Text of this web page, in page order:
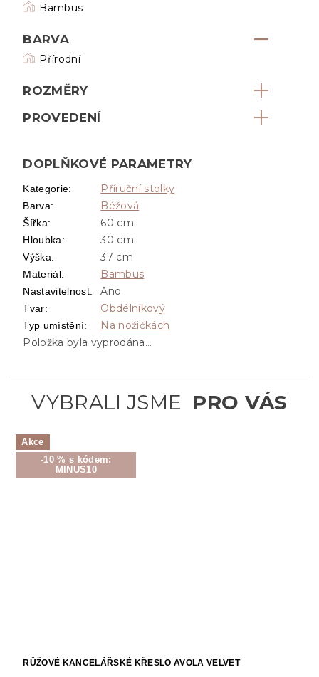
Akce
-10 % s kódem:
MINUS10
RŮŽOVÉ KANCELÁŘSKÉ KŘESLO AVOLA VELVET
Bambus
BARVA
Přírodní
ROZMĚRY
PROVEDENÍ
DOPLŇKOVÉ PARAMETRY
Kategorie: Příruční stolky
Barva: Béžová
Šířka: 60 cm
Hloubka: 30 cm
Výška: 37 cm
Materiál: Bambus
Nastavitelnost: Ano
Tvar: Obdélníkový
Typ umístění:
Na nožičkách
Položka byla vyprodána…